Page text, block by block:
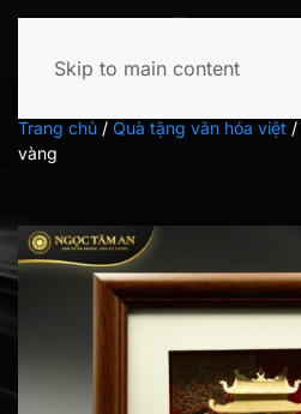
Skip to main content
Tìm
Trang chủ / Quà tặng văn hóa việt /
vàng